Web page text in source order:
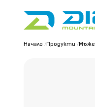
Начало /Продукти /Мъже